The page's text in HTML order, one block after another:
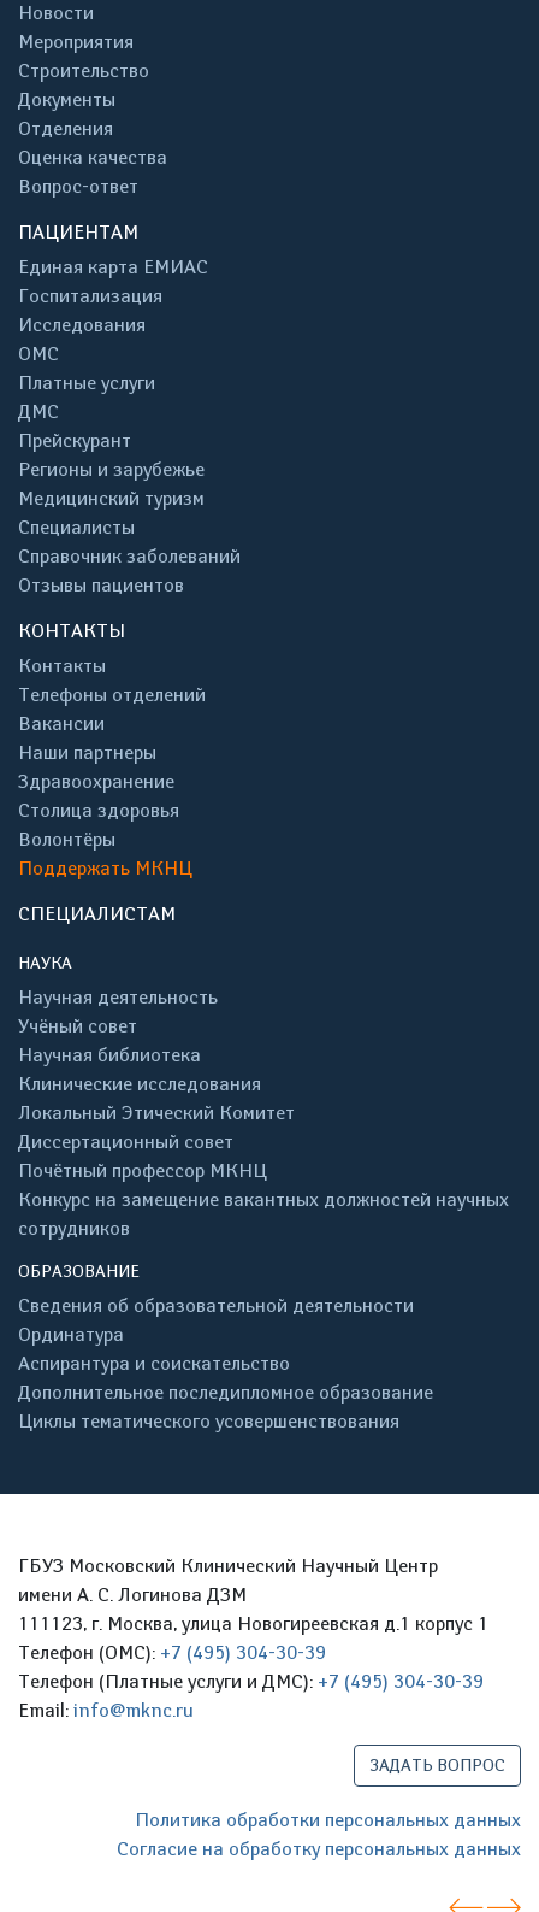
Новости
Мероприятия
Строительство
Документы
Отделения
Оценка качества
Вопрос-ответ
ПАЦИЕНТАМ
Единая карта ЕМИАС
Госпитализация
Исследования
ОМС
Платные услуги
ДМС
Прейскурант
Регионы и зарубежье
Медицинский туризм
Специалисты
Справочник заболеваний
Отзывы пациентов
КОНТАКТЫ
Контакты
Телефоны отделений
Вакансии
Наши партнеры
Здравоохранение
Столица здоровья
Волонтёры
Поддержать МКНЦ
СПЕЦИАЛИСТАМ
НАУКА
Научная деятельность
Учёный совет
Научная библиотека
Клинические исследования
Локальный Этический Комитет
Диссертационный совет
Почётный профессор МКНЦ
Конкурс на замещение вакантных должностей научных
сотрудников
ОБРАЗОВАНИЕ
Сведения об образовательной деятельности
Ординатура
Аспирантура и соискательство
Дополнительное последипломное образование
Циклы тематического усовершенствования
ГБУЗ Московский Клинический Научный Центр
имени А. С. Логинова ДЗМ
111123, г. Москва, улица Новогиреевская д.1 корпус 1
Телефон (ОМС): +7 (495) 304-30-39
Телефон (Платные услуги и ДМС): +7 (495) 304-30-39
Email: info@mknc.ru
ЗАДАТЬ ВОПРОС
Политика обработки персональных данных
Согласие на обработку персональных данных